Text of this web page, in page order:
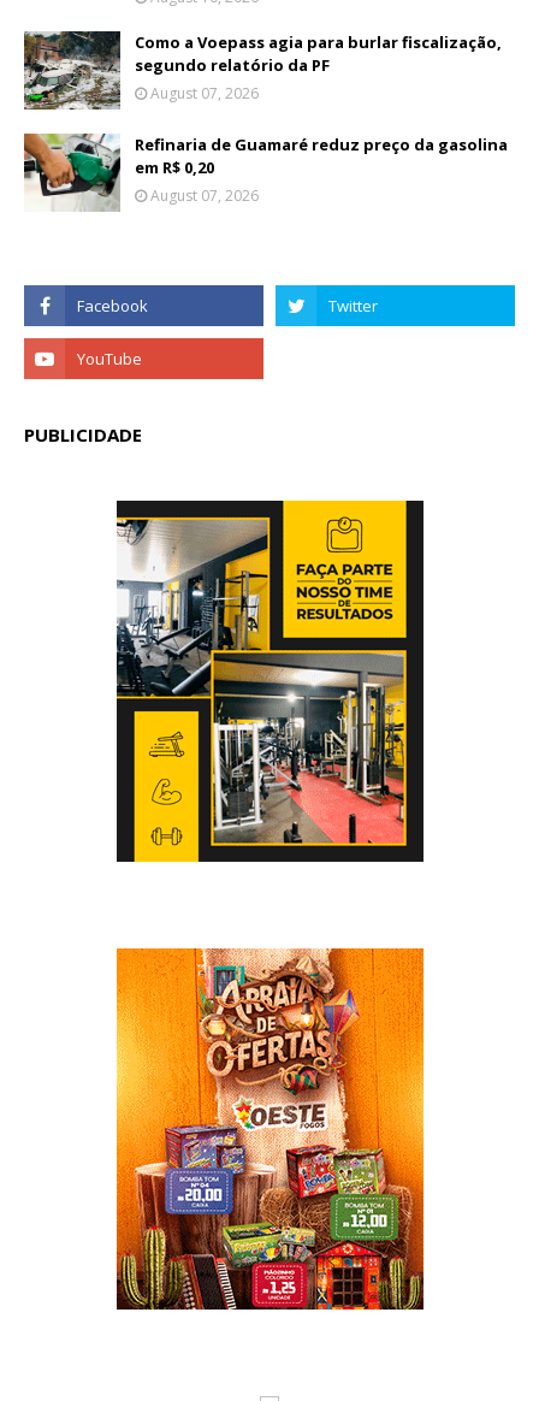
Como a Voepass agia para burlar fiscalização,
segundo relatório da PF
August 07, 2026
Refinaria de Guamaré reduz preço da gasolina
em R$ 0,20
August 07, 2026
PUBLICIDADE